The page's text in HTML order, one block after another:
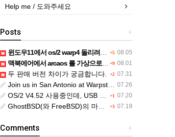
Help me / 도와주세요
+
Posts
+5 08.05
윈도우11에서 os/2 warp4 돌리려면....
+9 08.01
맥북에어에서 arcaos 를 가상으로 돌릴려면 어떻게 해야 하는 지요?
+2 07.31
두 판매 버전 차이가 궁금합니다.
07.26
Join us in San Antonio at Warpstock 2026
+1 07.20
OS/2 V4.52 사용중인데, USB drive 사용 가능한지요?
+3 07.19
GhostBSD(와 FreeBSD)의 마우스 문제
+
Comments